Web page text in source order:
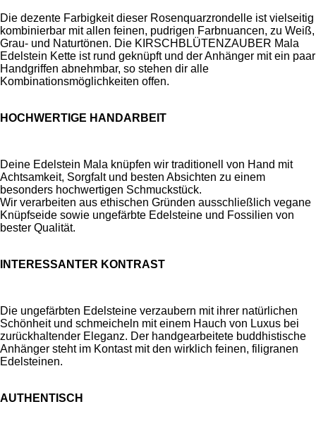
Die dezente Farbigkeit dieser Rosenquarzrondelle ist vielseitig
kombinierbar mit allen feinen, pudrigen Farbnuancen, zu Weiß,
Grau- und Naturtönen. Die KIRSCHBLÜTENZAUBER Mala
Edelstein Kette ist rund geknüpft und der Anhänger mit ein paar
Handgriffen abnehmbar, so stehen dir alle
Kombinationsmöglichkeiten offen.
HOCHWERTIGE HANDARBEIT
Deine Edelstein Mala knüpfen wir traditionell von Hand mit
Achtsamkeit, Sorgfalt und besten Absichten zu einem
besonders hochwertigen Schmuckstück.
Wir verarbeiten aus ethischen Gründen ausschließlich vegane
Knüpfseide sowie ungefärbte Edelsteine und Fossilien von
bester Qualität.
INTERESSANTER KONTRAST
Die ungefärbten Edelsteine verzaubern mit ihrer natürlichen
Schönheit und schmeicheln mit einem Hauch von Luxus bei
zurückhaltender Eleganz. Der handgearbeitete buddhistische
Anhänger steht im Kontast mit den wirklich feinen, filigranen
Edelsteinen.
AUTHENTISCH